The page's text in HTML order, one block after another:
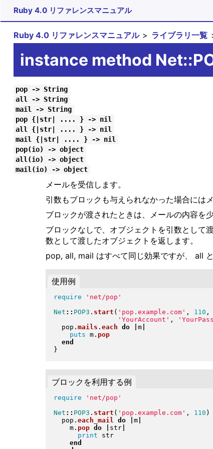
Ruby 4.0 リファレンスマニュアル
Ruby 4.0 リファレンスマニュアル ライブラリ一覧
instance method
pop -> String
all -> String
mail -> String
pop {|str| .... } -> nil
all {|str| .... } -> nil
mail {|str| .... } -> nil
pop(io) -> object
all(io) -> object
mail(io) -> object
メールを受信します。
引数もブロックも与えられなかった場合には
ブロックが渡されたときは、メールの内容を
ブロックなしで、オブジェクトを引数として
数として渡したオブジェクトを返します。
pop, all, mail はすべて同じ効果ですが、 all
使用例
require
'net/pop'
Net :: POP3 . start ( 'pop.example.com' , 110 ,
'YourAccount' ,
  pop
. mails . each do m|
puts m. pop
end
}
ブロックを利用する例
require
'net/pop'
Net :: POP3 . start ( 'pop.example.com' , 110 )
  pop
. each_mail do m|
    m
. pop do str|
print str
end